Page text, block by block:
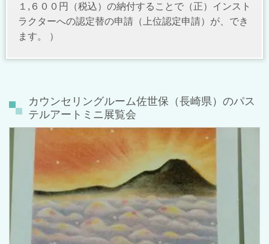
１,６００円（税込）の納付することで（正）インスト
ラクターへの認定替の申請（上位認定申請）が、でき
ます。 ）
カウンセリングルーム佐世保（長崎県）のパス
テルアートミニ展覧会